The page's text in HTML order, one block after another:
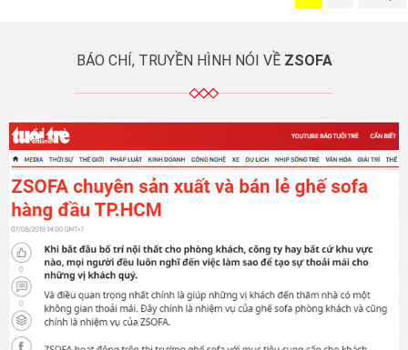
Zsofa nổi tiếng
thiết kế và trang trí một
Tin tức từ thương hiệu
Zsofa nổi tiếng
BÁO CHÍ, TRUYỀN HÌNH NÓI VỀ ZSOFA